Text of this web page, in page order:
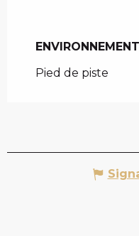
ENVIRONNEMENT
ENVIRONNEMENT
Pied de piste